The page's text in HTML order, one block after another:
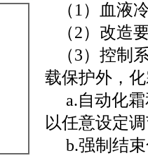
（1）血液
（2）改造
（3）控制
载保护外，
a.自动化霜
以任意设定
b.强制结束